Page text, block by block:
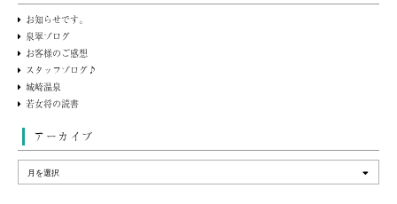
お知らせです。
泉翠ブログ
お客様のご感想
スタッフブログ♪
城崎温泉
若女将の読書
アーカイブ